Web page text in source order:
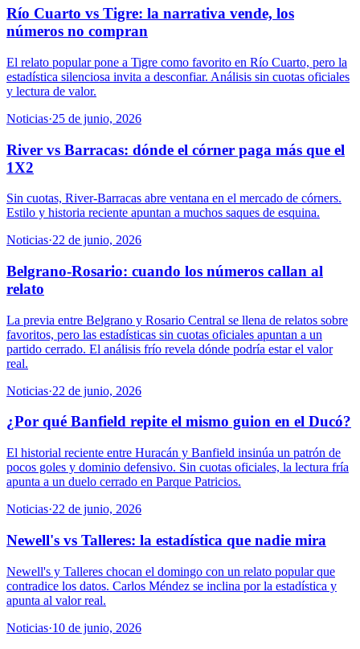
Río Cuarto vs Tigre: la narrativa vende, los
números no compran
El relato popular pone a Tigre como favorito en Río Cuarto, pero la
estadística silenciosa invita a desconfiar. Análisis sin cuotas oficiales
y lectura de valor.
Noticias·25 de junio, 2026
River vs Barracas: dónde el córner paga más que el
1X2
Sin cuotas, River-Barracas abre ventana en el mercado de córners.
Estilo y historia reciente apuntan a muchos saques de esquina.
Noticias·22 de junio, 2026
Belgrano-Rosario: cuando los números callan al
relato
La previa entre Belgrano y Rosario Central se llena de relatos sobre
favoritos, pero las estadísticas sin cuotas oficiales apuntan a un
partido cerrado. El análisis frío revela dónde podría estar el valor
real.
Noticias·22 de junio, 2026
¿Por qué Banfield repite el mismo guion en el Ducó?
El historial reciente entre Huracán y Banfield insinúa un patrón de
pocos goles y dominio defensivo. Sin cuotas oficiales, la lectura fría
apunta a un duelo cerrado en Parque Patricios.
Noticias·22 de junio, 2026
Newell's vs Talleres: la estadística que nadie mira
Newell's y Talleres chocan el domingo con un relato popular que
contradice los datos. Carlos Méndez se inclina por la estadística y
apunta al valor real.
Noticias·10 de junio, 2026